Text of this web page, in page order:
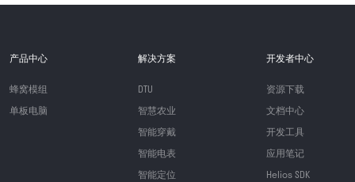
产品中心
蜂窝模组
单板电脑
解决方案
DTU
智慧农业
智能穿戴
智能电表
智能定位
开发者中心
资源下载
文档中心
开发工具
应用笔记
Helios SDK